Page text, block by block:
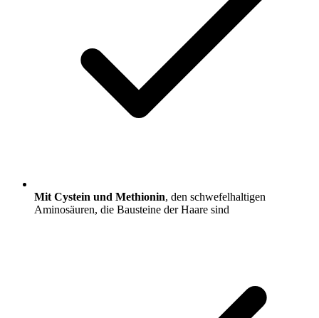
Mit Cystein und Methionin, den schwefelhaltigen
Aminosäuren, die Bausteine der Haare sind